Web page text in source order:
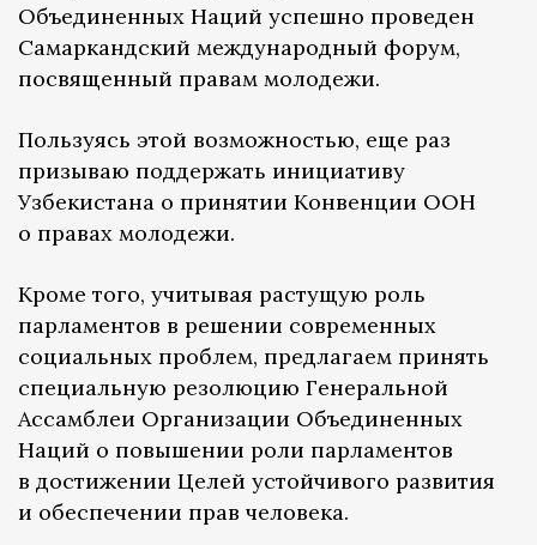
Объединенных Наций успешно проведен
Самаркандский международный форум,
посвященный правам молодежи.
Пользуясь этой возможностью, еще раз
призываю поддержать инициативу
Узбекистана о принятии Конвенции ООН
о правах молодежи.
Кроме того, учитывая растущую роль
парламентов в решении современных
социальных проблем, предлагаем принять
специальную резолюцию Генеральной
Ассамблеи Организации Объединенных
Наций о повышении роли парламентов
в достижении Целей устойчивого развития
и обеспечении прав человека.